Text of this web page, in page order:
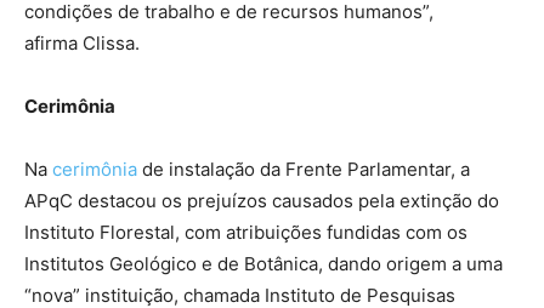
condições de trabalho e de recursos humanos”,
afirma Clissa.
Cerimônia
Na cerimônia de instalação da Frente Parlamentar, a
APqC destacou os prejuízos causados pela extinção do
Instituto Florestal, com atribuições fundidas com os
Institutos Geológico e de Botânica, dando origem a uma
“nova” instituição, chamada Instituto de Pesquisas